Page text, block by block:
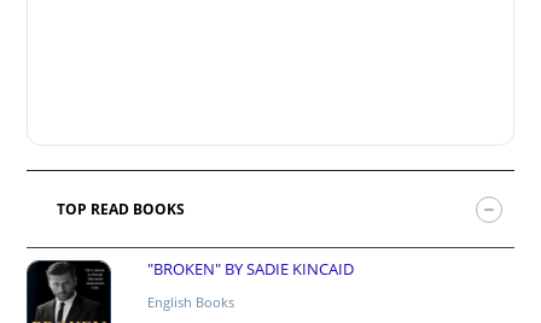
TOP READ BOOKS
"BROKEN" BY SADIE KINCAID
English Books